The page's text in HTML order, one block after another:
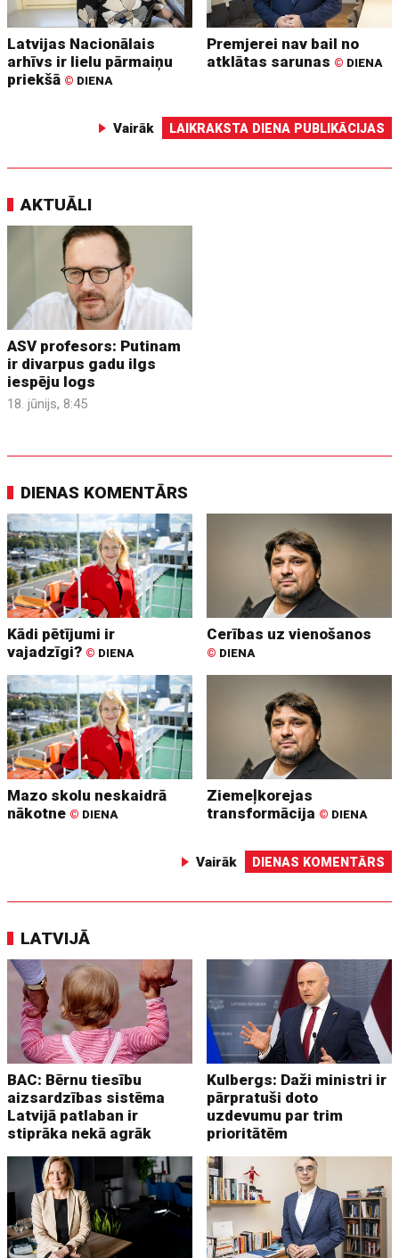
Latvijas Nacionālais
arhīvs ir lielu pārmaiņu
priekšā © DIENA
Premjerei nav bail no
atklātas sarunas © DIENA
Vairāk LAIKRAKSTA DIENA PUBLIKĀCIJAS
AKTUĀLI
ASV profesors: Putinam
ir divarpus gadu ilgs
iespēju logs
18. jūnijs, 8:45
DIENAS KOMENTĀRS
Kādi pētījumi ir
vajadzīgi? © DIENA
Cerības uz vienošanos
© DIENA
Mazo skolu neskaidrā
nākotne © DIENA
Ziemeļkorejas
transformācija © DIENA
Vairāk DIENAS KOMENTĀRS
LATVIJĀ
BAC: Bērnu tiesību
aizsardzības sistēma
Latvijā patlaban ir
stiprāka nekā agrāk
Kulbergs: Daži ministri ir
pārpratuši doto
uzdevumu par trim
prioritātēm